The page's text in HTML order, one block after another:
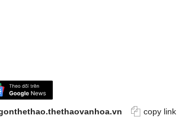
copy link